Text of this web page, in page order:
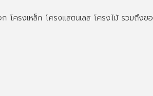
โครงเหล็ก โครงแสตนเลส โครงไม้ รวมถึง